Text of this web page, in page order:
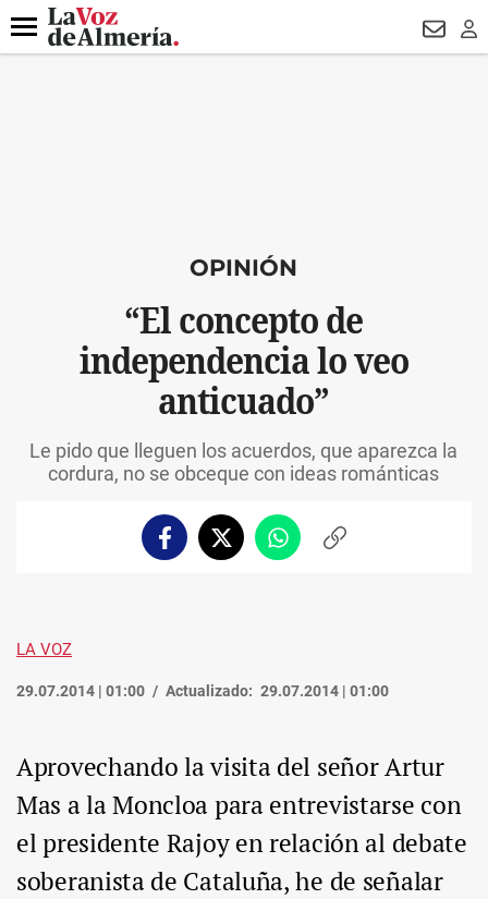
DESTACADO
Menú
OPINIÓN
“El concepto de
independencia lo veo
anticuado”
Le pido que lleguen los acuerdos, que aparezca la
cordura, no se obceque con ideas románticas
FacebookTwitterWhatsappCopiar
LA VOZ
29.07.2014 | 01:00 Actualizado: 29.07.2014 | 01:00
Aprovechando la visita del señor Artur
Mas a la Moncloa para entrevistarse con
el presidente Rajoy en relación al debate
soberanista de Cataluña, he de señalar